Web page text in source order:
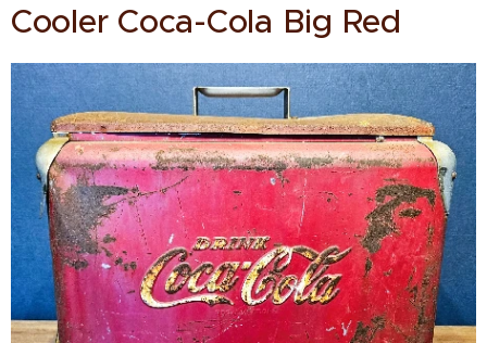
Cooler Coca-Cola Big Red